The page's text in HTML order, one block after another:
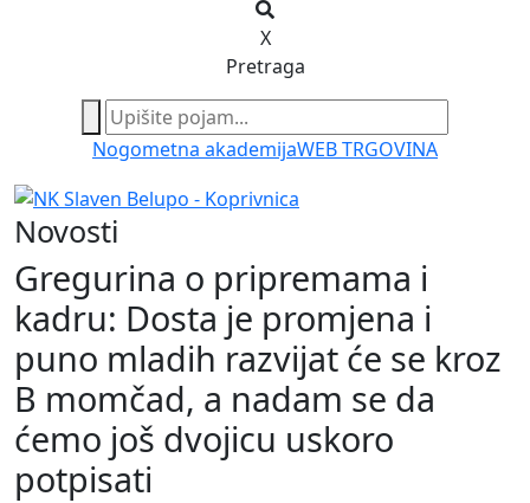
X
Pretraga
Nogometna akademijaWEB TRGOVINA
Novosti
Gregurina o pripremama i
kadru: Dosta je promjena i
puno mladih razvijat će se kroz
B momčad, a nadam se da
ćemo još dvojicu uskoro
potpisati